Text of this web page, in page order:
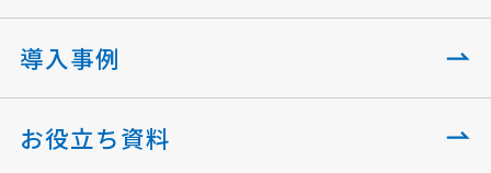
導入事例
お役立ち資料